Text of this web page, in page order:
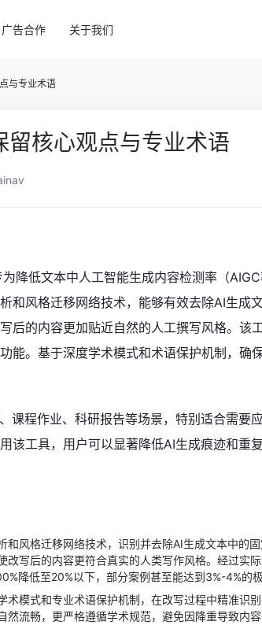
广告合作 关于我们
与专业术语
核心观点与专业术语
降低文本中人工智能生成内容检测率（
和风格迁移网络技术，能够有效去除AI生成
后的内容更加贴近自然的人工撰写风格。该
能。基于深度学术模式和术语保护机制，确
课程作业、科研报告等场景，特别适合需要
该工具，用户可以显著降低AI生成痕迹和重
和风格迁移网络技术，识别并去除AI生成文本中的固
改写后的内容更符合真实的人类写作风格。经过实
降低至20%以下，部分案例甚至能达到3%-4%的极
术模式和专业术语保护机制，在改写过程中精准识
流畅，更严格遵循学术规范，避免因降重导致内容